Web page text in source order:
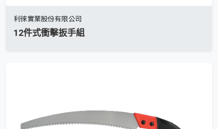
利徠實業股份有限公司
12件式衝擊扳手組